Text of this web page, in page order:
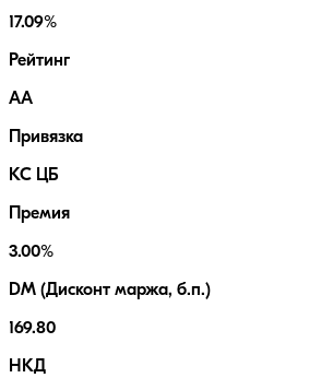
17.09%
Рейтинг
AA
Привязка
КС ЦБ
Премия
3.00%
DM (Дисконт маржа, б.п.)
169.80
НКД